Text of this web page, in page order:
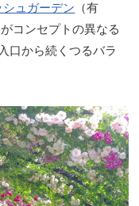
ュガーデン （有
コンセプトの異なる
口から続くつるバラ